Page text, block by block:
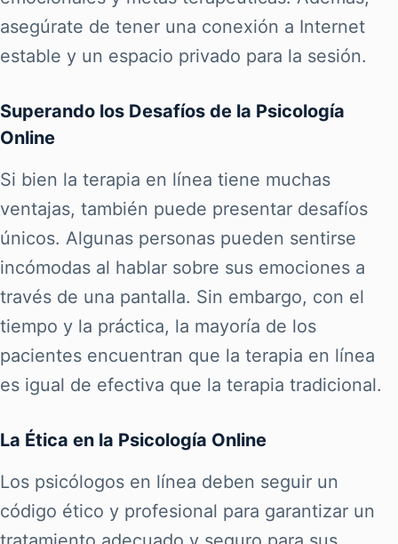
asegúrate de tener una conexión a Internet
estable y un espacio privado para la sesión.
Superando los Desafíos de la Psicología
Online
Si bien la terapia en línea tiene muchas
ventajas, también puede presentar desafíos
únicos. Algunas personas pueden sentirse
incómodas al hablar sobre sus emociones a
través de una pantalla. Sin embargo, con el
tiempo y la práctica, la mayoría de los
pacientes encuentran que la terapia en línea
es igual de efectiva que la terapia tradicional.
La Ética en la Psicología Online
Los psicólogos en línea deben seguir un
código ético y profesional para garantizar un